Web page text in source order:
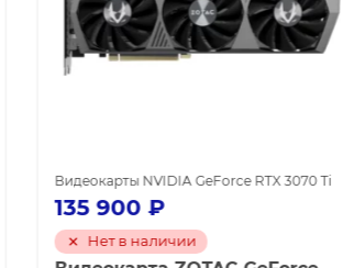
Ti Видеокарты NVIDIA для майнинга
NVIDIA GeForce RTX 3070 Ti Видеокарты
в наличии